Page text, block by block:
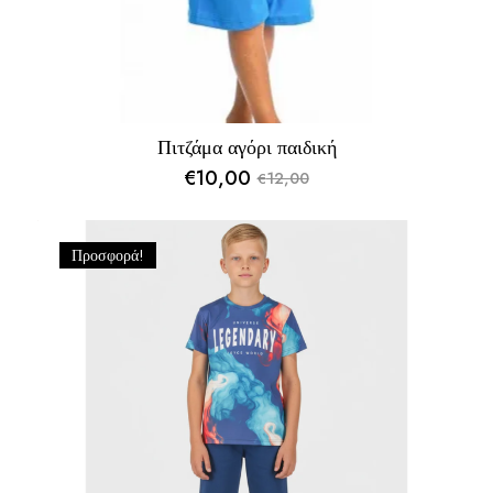
Πιτζάμα αγόρι παιδική
€12,00
Original
price
was:
€12,00.
€10,00Η
τρέχουσα
τιμή
είναι:
€10,00.
Προσφορά!